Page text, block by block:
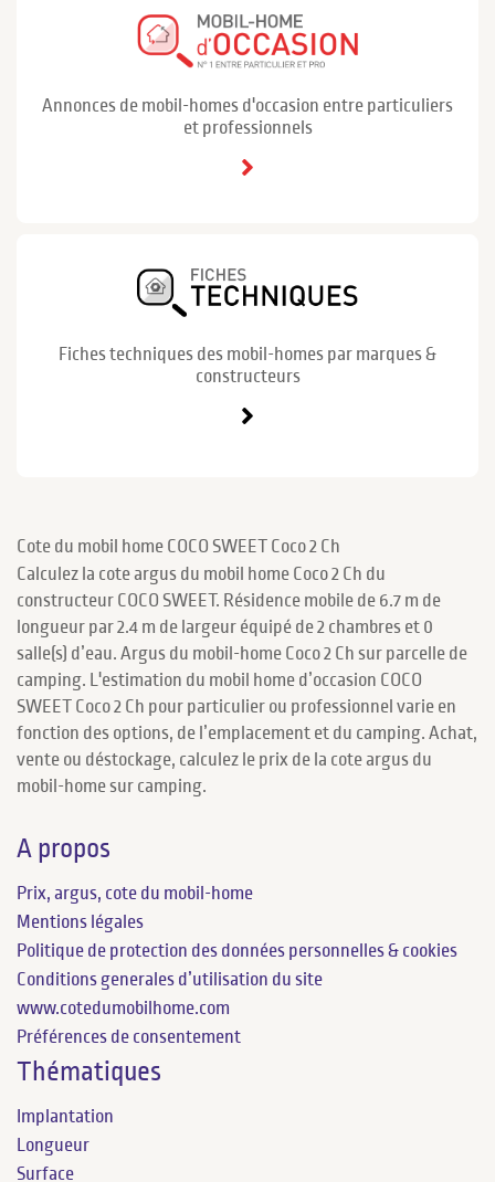
Annonces de mobil-homes d'occasion entre particuliers
et professionnels
Fiches techniques des mobil-homes par marques &
constructeurs
Cote du mobil home COCO SWEET Coco 2 Ch
Calculez la cote argus du mobil home Coco 2 Ch du
constructeur COCO SWEET. Résidence mobile de 6.7 m de
longueur par 2.4 m de largeur équipé de 2 chambres et 0
salle(s) d’eau. Argus du mobil-home Coco 2 Ch sur parcelle de
camping. L'estimation du mobil home d’occasion COCO
SWEET Coco 2 Ch pour particulier ou professionnel varie en
fonction des options, de l’emplacement et du camping. Achat,
vente ou déstockage, calculez le prix de la cote argus du
mobil-home sur camping.
A propos
Prix, argus, cote du mobil-home
Mentions légales
Politique de protection des données personnelles & cookies
Conditions generales d’utilisation du site
www.cotedumobilhome.com
Préférences de consentement
Thématiques
Implantation
Longueur
Surface